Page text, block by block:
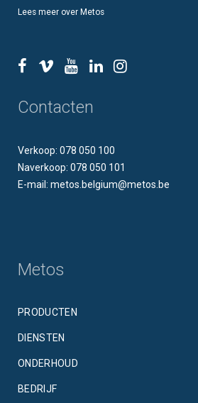
Lees meer over Metos
Contacten
Verkoop: 078 050 100
Naverkoop: 078 050 101
E-mail: metos.belgium@metos.be
Metos
PRODUCTEN
DIENSTEN
ONDERHOUD
BEDRIJF